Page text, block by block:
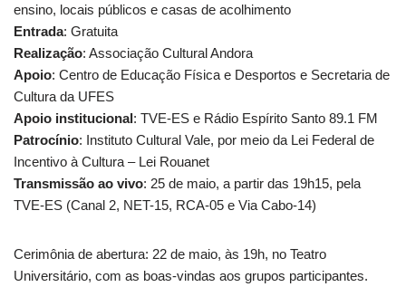
ensino, locais públicos e casas de acolhimento
Entrada: Gratuita
Realização: Associação Cultural Andora
Apoio: Centro de Educação Física e Desportos e Secretaria de
Cultura da UFES
Apoio institucional: TVE-ES e Rádio Espírito Santo 89.1 FM
Patrocínio: Instituto Cultural Vale, por meio da Lei Federal de
Incentivo à Cultura – Lei Rouanet
Transmissão ao vivo: 25 de maio, a partir das 19h15, pela
TVE-ES (Canal 2, NET-15, RCA-05 e Via Cabo-14)
Cerimônia de abertura: 22 de maio, às 19h, no Teatro
Universitário, com as boas-vindas aos grupos participantes.